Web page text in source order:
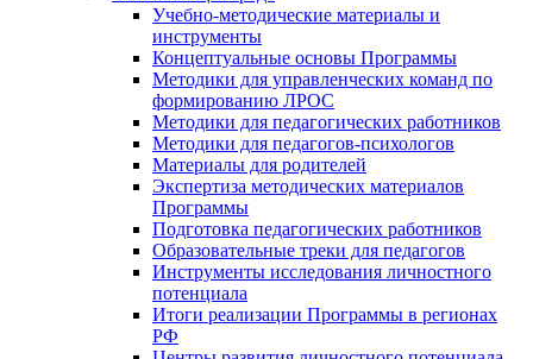
Учебно-методические материалы и
инструменты
Концептуальные основы Программы
Методики для управленческих команд по
формированию ЛРОС
Методики для педагогических работников
Методики для педагогов-психологов
Материалы для родителей
Экспертиза методических материалов
Программы
Подготовка педагогических работников
Образовательные треки для педагогов
Инструменты исследования личностного
потенциала
Итоги реализации Программы в регионах
РФ